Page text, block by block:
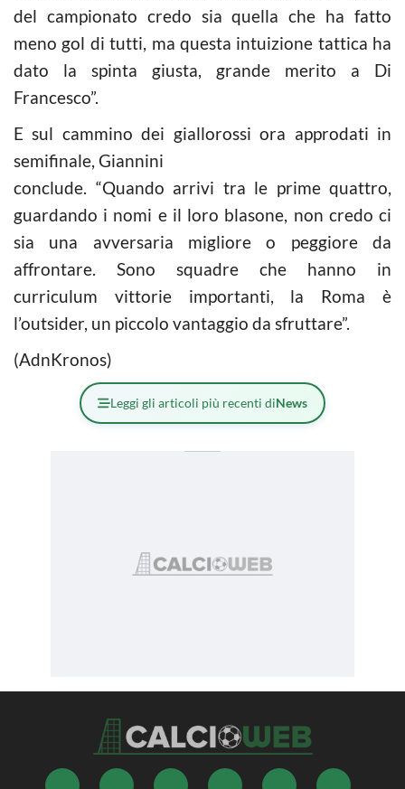
del campionato credo sia quella che ha fatto
meno gol di tutti, ma questa intuizione tattica ha
dato la spinta giusta, grande merito a Di
Francesco”.
E sul cammino dei giallorossi ora approdati in
semifinale, Giannini
conclude. “Quando arrivi tra le prime quattro,
guardando i nomi e il loro blasone, non credo ci
sia una avversaria migliore o peggiore da
affrontare. Sono squadre che hanno in
curriculum vittorie importanti, la Roma è
l’outsider, un piccolo vantaggio da sfruttare”.
(AdnKronos)
Leggi gli articoli più recenti diNews